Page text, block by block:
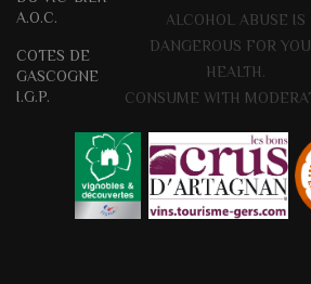
A.O.C.
COTES DE
GASCOGNE
I.G.P.
ALCOHOL ABUSE IS
DANGEROUS FOR
HEALTH.
CONSUME WITH